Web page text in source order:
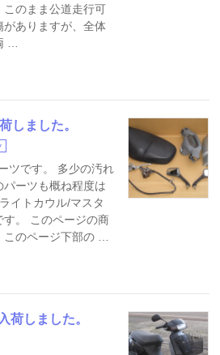
このまま公道走行可
ありますが、全体
…
しました。
ツです。 多少の汚れ
ーツも概ね程度は
イトカウル/マスタ
す。 このページの商
のページ下部の …
しました。